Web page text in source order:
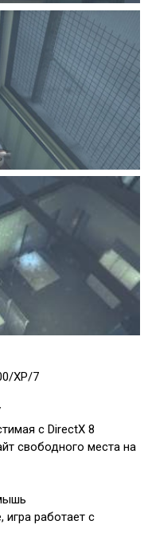
XP/7
с DirectX 8
свободного места на
игра работает с